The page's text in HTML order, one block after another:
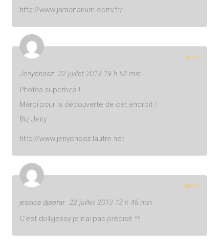
http://www.jamonarium.com/fr/
Jenychooz 22 juillet 2013 19 h 52 min
Photos superbes !
Merci pour la découverte de cet endroit !
Biz Jeny
http://www.jenychooz.lautre.net
REPLY
jessica djaafar 22 juillet 2013 13 h 46 min
C’est dollyjessy je n’ai pas précisé ^^
REPLY